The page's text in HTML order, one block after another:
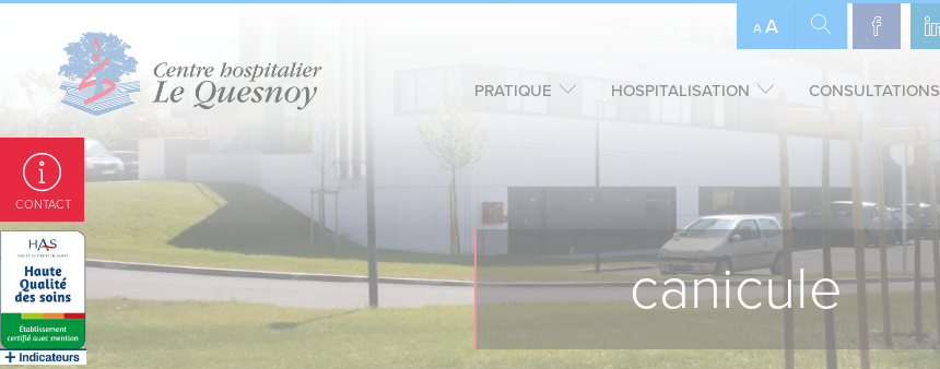
AA
PRATIQUE HOSPITALISATION CONSULTATIONS
canicule
CONTACT